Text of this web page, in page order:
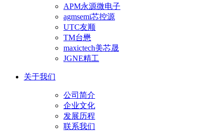
APM永源微电子
agmsemi芯控源
UTC友顺
TM台懋
maxictech美芯晟
JGNE精工
关于我们
公司简介
企业文化
发展历程
联系我们